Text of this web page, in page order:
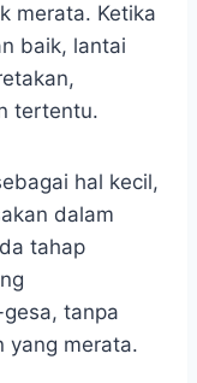
merata. Ketika
baik, lantai
tertentu.
hal kecil,
dalam
tahap
tanpa
yang merata.